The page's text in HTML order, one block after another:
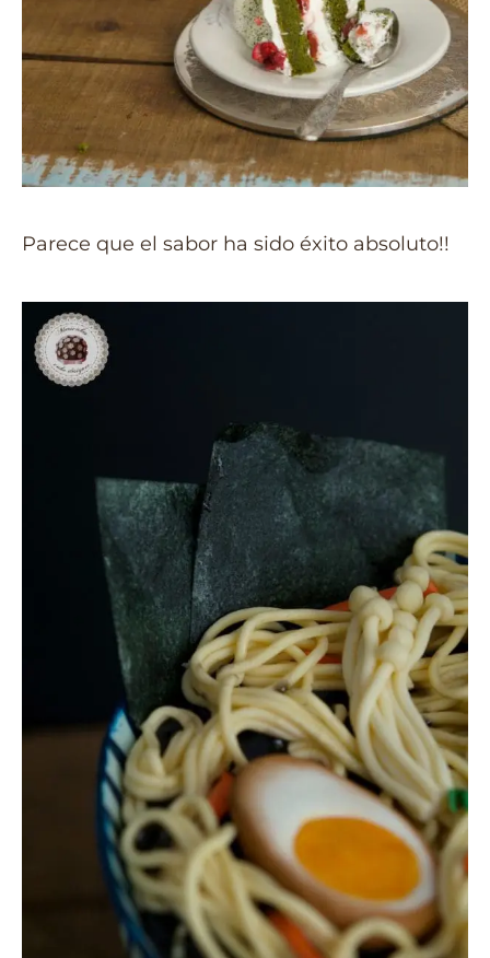
Parece que el sabor ha sido éxito absoluto!!